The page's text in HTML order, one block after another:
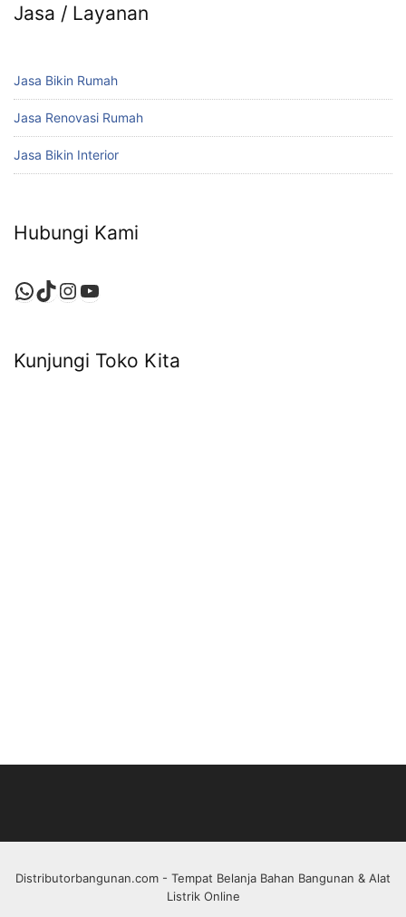
Jasa / Layanan
Jasa Bikin Rumah
Jasa Renovasi Rumah
Jasa Bikin Interior
Hubungi Kami
WhatsApp
TikTok
Instagram
YouTube
Kunjungi Toko Kita
Distributorbangunan.com - Tempat Belanja Bahan Bangunan & Alat
Listrik Online